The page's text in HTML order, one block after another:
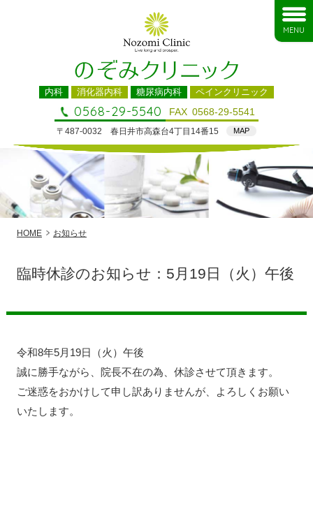
内科 消化器内科 糖尿病内科 ペインクリニック
0568-29-5540 FAX 0568-29-5541
〒487-0032 春日井市高森台4丁目14番15 MAP
MENU
HOME お知らせ
臨時休診のお知らせ：5月19日（火）午後
令和8年5月19日（火）午後
誠に勝手ながら、院長不在の為、休診させて頂きます。
ご迷惑をおかけして申し訳ありませんが、よろしくお願い
いたします。